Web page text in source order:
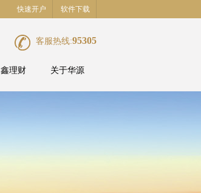
快速开户 软件下载
客服热线:95305
鑫理财 关于华源